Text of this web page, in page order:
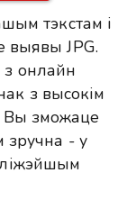
тэкстам і
JPG.
онлайн
з высокім
Вы зможаце
зручна - у